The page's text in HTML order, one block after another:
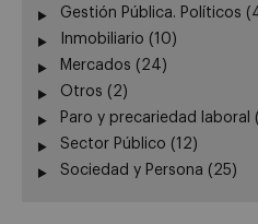
Gestión Pública. Políticos
Inmobiliario (10)
Mercados (24)
Otros (2)
Paro y precariedad laboral
Sector Público (12)
Sociedad y Persona (25)